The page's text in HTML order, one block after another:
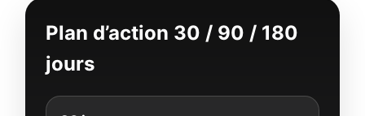
Plan d’action 30 / 90 / 180
jours